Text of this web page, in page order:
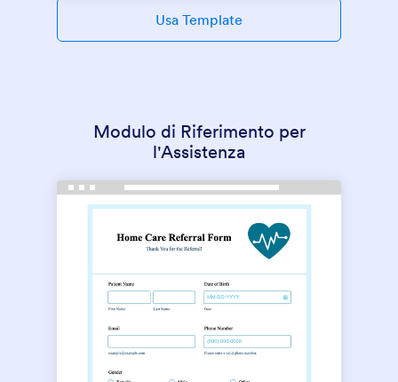
Usa Template
Modulo di Riferimento per
l'Assistenza